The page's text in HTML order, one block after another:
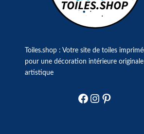
Toiles.shop : Votre site de toiles
pour une décoration intérieure
artistique
Facebook
Instagram
Pinterest